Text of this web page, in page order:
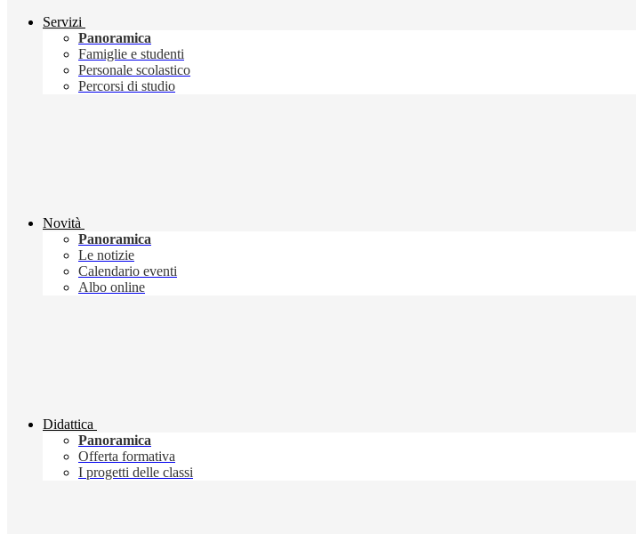
Servizi
Panoramica
Famiglie e studenti
Personale scolastico
Percorsi di studio
Novità
Panoramica
Le notizie
Calendario eventi
Albo online
Didattica
Panoramica
Offerta formativa
I progetti delle classi